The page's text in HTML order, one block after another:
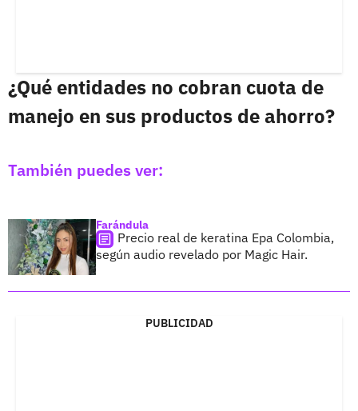
¿Qué entidades no cobran cuota de
manejo en sus productos de ahorro?
También puedes ver:
Farándula
Precio real de keratina Epa Colombia,
según audio revelado por Magic Hair.
PUBLICIDAD